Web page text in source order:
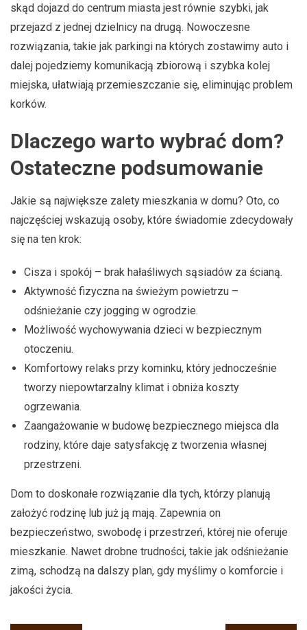
skąd dojazd do centrum miasta jest równie szybki, jak
przejazd z jednej dzielnicy na drugą. Nowoczesne
rozwiązania, takie jak parkingi na których zostawimy auto i
dalej pojedziemy komunikacją zbiorową i szybka kolej
miejska, ułatwiają przemieszczanie się, eliminując problem
korków.
Dlaczego warto wybrać dom?
Ostateczne podsumowanie
Jakie są największe zalety mieszkania w domu? Oto, co
najczęściej wskazują osoby, które świadomie zdecydowały
się na ten krok:
Cisza i spokój – brak hałaśliwych sąsiadów za ścianą.
Aktywność fizyczna na świeżym powietrzu –
odśnieżanie czy jogging w ogrodzie.
Możliwość wychowywania dzieci w bezpiecznym
otoczeniu.
Komfortowy relaks przy kominku, który jednocześnie
tworzy niepowtarzalny klimat i obniża koszty
ogrzewania.
Zaangażowanie w budowę bezpiecznego miejsca dla
rodziny, które daje satysfakcję z tworzenia własnej
przestrzeni.
Dom to doskonałe rozwiązanie dla tych, którzy planują
założyć rodzinę lub już ją mają. Zapewnia on
bezpieczeństwo, swobodę i przestrzeń, której nie oferuje
mieszkanie. Nawet drobne trudności, takie jak odśnieżanie
zimą, schodzą na dalszy plan, gdy myślimy o komforcie i
jakości życia.